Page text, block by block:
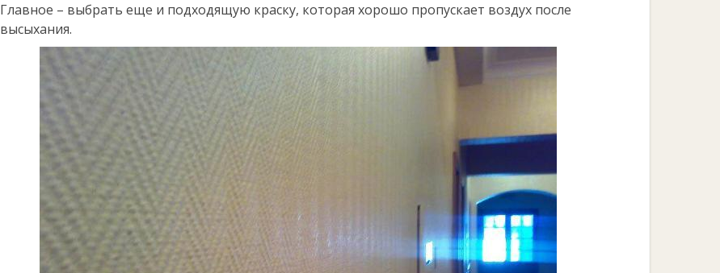
Главное – выбрать еще и подходящую краску, которая хорошо пропускает воздух после
высыхания.